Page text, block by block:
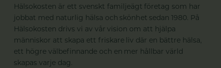
Hälsokosten är ett svenskt familjeägt företag som har
jobbat med naturlig hälsa och skönhet sedan 1980. På
Hälsokosten drivs vi av vår vision om att hjälpa
människor att skapa ett friskare liv där en bättre hälsa,
ett högre välbefinnande och en mer hållbar värld
skapas varje dag.